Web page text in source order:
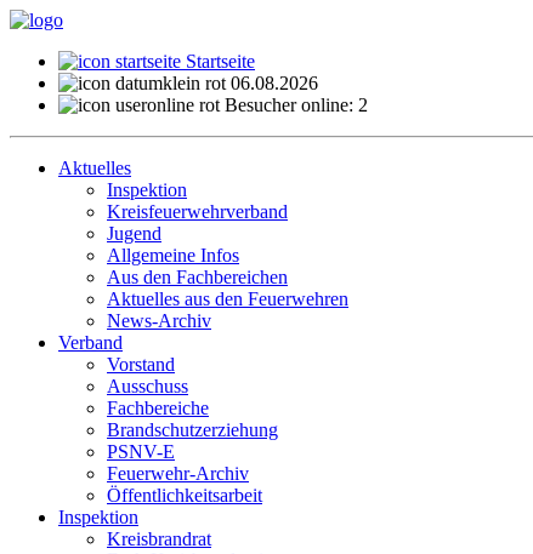
Startseite
06.08.2026
Besucher online: 2
Aktuelles
Inspektion
Kreisfeuerwehrverband
Jugend
Allgemeine Infos
Aus den Fachbereichen
Aktuelles aus den Feuerwehren
News-Archiv
Verband
Vorstand
Ausschuss
Fachbereiche
Brandschutzerziehung
PSNV-E
Feuerwehr-Archiv
Öffentlichkeitsarbeit
Inspektion
Kreisbrandrat